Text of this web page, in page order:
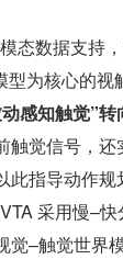
态数据支持
为核心的视
感知触觉”转
触觉信号，
指导动作规
采用慢–
觉–触觉世界